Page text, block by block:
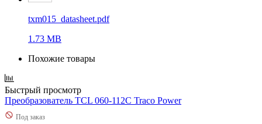
txm015_datasheet.pdf
1.73 MB
Похожие товары
Быстрый просмотр
Преобразователь TCL 060-112C Traco Power
Под заказ